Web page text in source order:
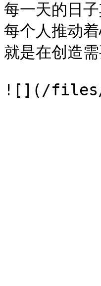
每一天的日
每个人推动
就是在创造